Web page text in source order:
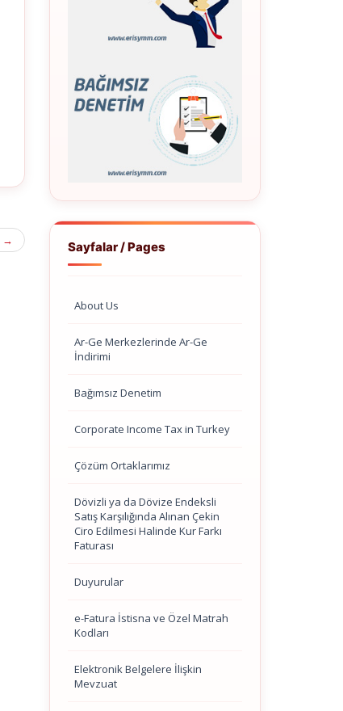
→ Sayfalar / Pages
About Us
Ar-Ge Merkezlerinde Ar-Ge
İndirimi
Bağımsız Denetim
Corporate Income Tax in Turkey
Çözüm Ortaklarımız
Dövizli ya da Dövize Endeksli
Satış Karşılığında Alınan Çekin
Ciro Edilmesi Halinde Kur Farkı
Faturası
Duyurular
e-Fatura İstisna ve Özel Matrah
Kodları
Elektronik Belgelere İlişkin
Mevzuat